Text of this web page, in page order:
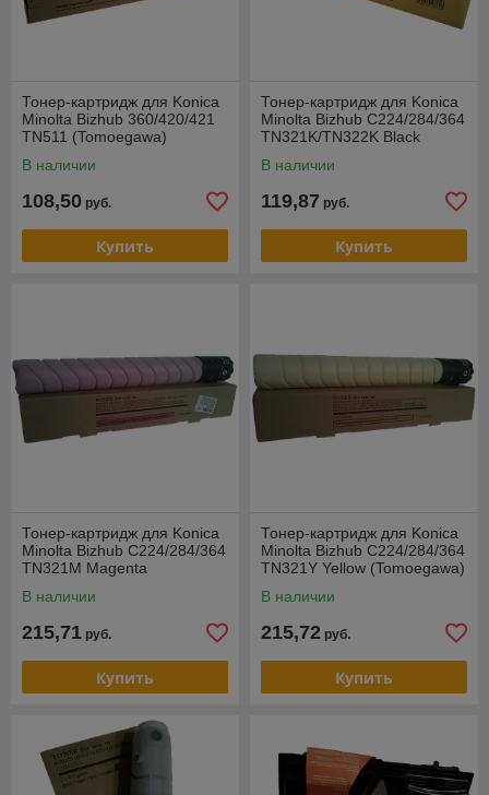
Тонер-картридж для Konica
Minolta Bizhub 360/420/421
TN511 (Tomoegawa)
В наличии
108,50 руб.
Купить
Тонер-картридж для Konica
Minolta Bizhub C224/284/364
TN321K/TN322K Black
В наличии
119,87 руб.
Купить
Тонер-картридж для Konica
Minolta Bizhub C224/284/364
TN321M Magenta
В наличии
215,71 руб.
Купить
Тонер-картридж для Konica
Minolta Bizhub C224/284/364
TN321Y Yellow (Tomoegawa)
В наличии
215,72 руб.
Купить